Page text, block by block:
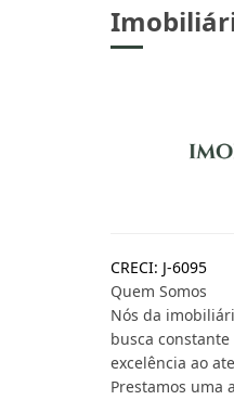
CRECI: J-6095
Quem Somos
Nós da
busca
excelência ao
Prestamos uma